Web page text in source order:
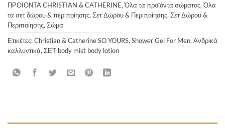
ΠΡΟΙΟΝΤΑ CHRISTIAN & CATHERINE,Όλα τα προϊόντα σώματος,Όλα
τα σετ δώρου & περιποίησης, Σετ Δώρου & Περιποίησης, Σετ Δώρου &
Περιποίησης, Σώμα
Ετικέτες:Christian & Catherine SO YOURS, Shower Gel For Men, Ανδρικά
καλλυντικά, ΣΕΤ body mist body lotion